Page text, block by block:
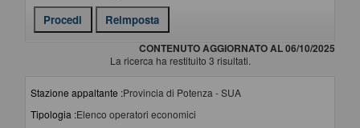
CONTENUTO AGGIORNATO AL 06/10/2025
La ricerca ha restituito 3 risultati.
Stazione appaltante :Provincia di Potenza - SUA
Tipologia :Elenco operatori economici